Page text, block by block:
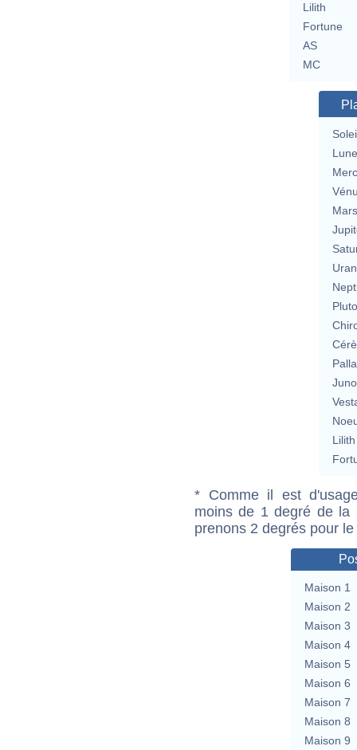
Lilith
Fortune
AS
MC
Lune
Mars
Lilith
* Comme il est
moins de 1 degré de la
prenons 2 degrés pour
Maison 1
Maison 2
Maison 3
Maison 4
Maison 5
Maison 6
Maison 7
Maison 8
Maison 9